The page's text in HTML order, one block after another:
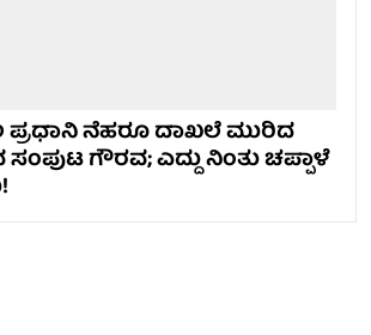
ನೆಹರೂ ದಾಖಲೆ ಮುರಿದ
ಗೌರವ; ಎದ್ದು ನಿಂತು ಚಪ್ಪಾಳೆ